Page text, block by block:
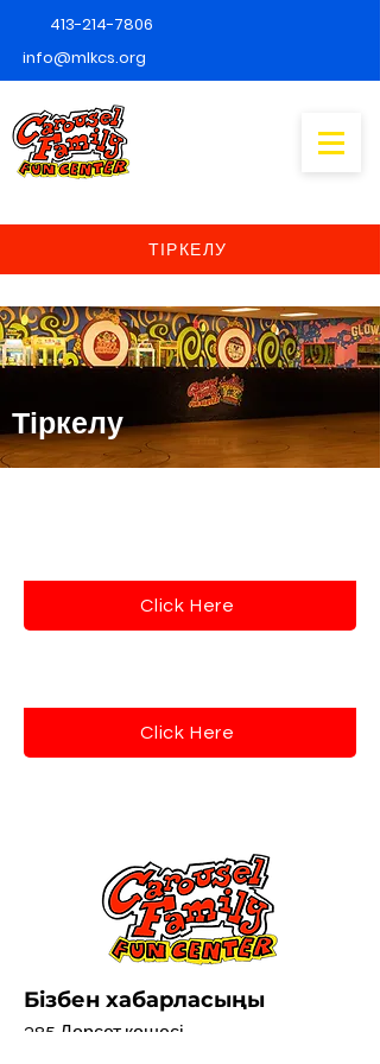
413-214-7806
info@mlkcs.org
ТІРКЕЛУ
Тіркелу
Click Here
Click Here
Бізбен хабарласыңы
285 Дорсет көшесі,